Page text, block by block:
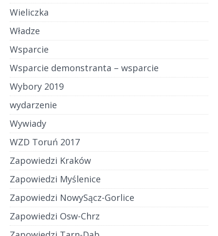
Wieliczka
Władze
Wsparcie
Wsparcie demonstranta – wsparcie
Wybory 2019
wydarzenie
Wywiady
WZD Toruń 2017
Zapowiedzi Kraków
Zapowiedzi Myślenice
Zapowiedzi NowySącz-Gorlice
Zapowiedzi Osw-Chrz